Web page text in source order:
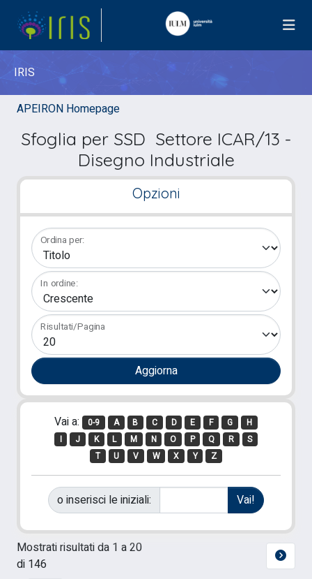
IRIS
APEIRON Homepage
Sfoglia per SSD Settore ICAR/13 -
Disegno Industriale
Opzioni
Ordina per:
In ordine:
Risultati/Pagina
Vai a: 0-9 A B C D E F G
H
I
J K L M N O P Q R
S
T
U V W X Y Z
o inserisci le iniziali:
Mostrati risultati da 1 a 20
di 146